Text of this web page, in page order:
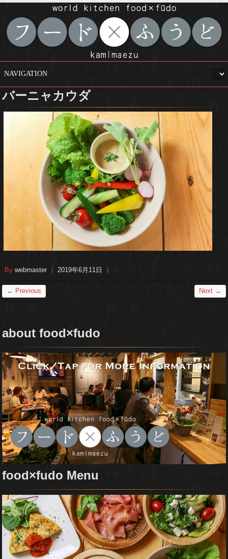
バーニャカウダ
Bywebmaster | 2019年6月11日 |
← Previous Next →
about food×fudo
food×fudo Menu